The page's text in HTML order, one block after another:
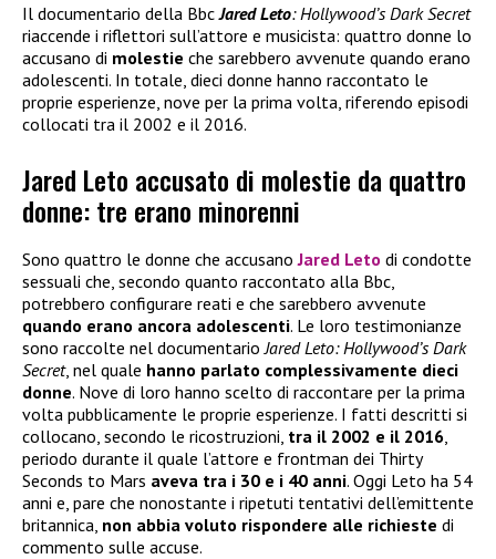
Il documentario della BbcJared Leto: Hollywood’s Dark Secret
riaccende i riflettori sull’attore e musicista: quattro donne lo
accusano di molestie che sarebbero avvenute quando erano
adolescenti. In totale, dieci donne hanno raccontato le
proprie esperienze, nove per la prima volta, riferendo episodi
collocati tra il 2002 e il 2016.
Jared Leto accusato di molestie da quattro
donne: tre erano minorenni
Sono quattro le donne che accusanoJared Leto di condotte
sessuali che, secondo quanto raccontato alla Bbc,
potrebbero configurare reati e che sarebbero avvenute
quando erano ancora adolescenti. Le loro testimonianze
sono raccolte nel documentario Jared Leto: Hollywood’s Dark
Secret, nel quale hanno parlato complessivamente dieci
donne. Nove di loro hanno scelto di raccontare per la prima
volta pubblicamente le proprie esperienze. I fatti descritti si
collocano, secondo le ricostruzioni, tra il 2002 e il 2016
periodo durante il quale l’attore e frontman dei Thirty
Seconds to Mars aveva tra i 30 e i 40 anni. Oggi Leto ha 54
anni e, pare che nonostante i ripetuti tentativi dell’emittente
britannica, non abbia voluto rispondere alle richieste di
commento sulle accuse.